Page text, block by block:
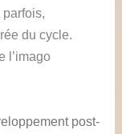
du cycle.
l’imago
post-